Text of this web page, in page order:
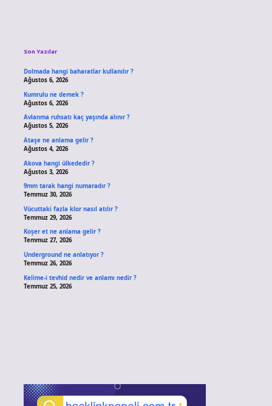
Son Yazılar
Dolmada hangi baharatlar kullanılır ?
Ağustos 6, 2026
Kumrulu ne demek ?
Ağustos 6, 2026
Avlanma ruhsatı kaç yaşında alınır ?
Ağustos 5, 2026
Ataşe ne anlama gelir ?
Ağustos 4, 2026
Akova hangi ülkededir ?
Ağustos 3, 2026
9mm tarak hangi numaradır ?
Temmuz 30, 2026
Vücuttaki fazla klor nasıl atılır ?
Temmuz 29, 2026
Koşer et ne anlama gelir ?
Temmuz 27, 2026
Underground ne anlatıyor ?
Temmuz 26, 2026
Kelime-i tevhid nedir ve anlamı nedir ?
Temmuz 25, 2026